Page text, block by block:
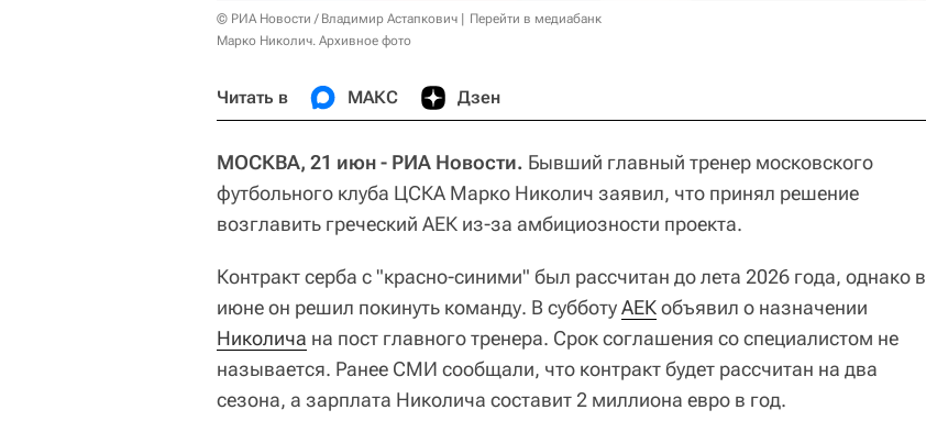
© РИА Новости / Владимир Астапкович
Перейти в медиабанк
Марко Николич. Архивное фото
Читать в МАКС Дзен
МОСКВА, 21 июн - РИА Новости. Бывший главный тренер московского
футбольного клуба ЦСКА Марко Николич заявил, что принял решение
возглавить греческий АЕК из-за амбициозности проекта.
Контракт серба с "красно-синими" был рассчитан до лета 2026 года, однако в
июне он решил покинуть команду. В субботуАЕКобъявил о назначении
Николича на пост главного тренера. Срок соглашения со специалистом не
называется. Ранее СМИ сообщали, что контракт будет рассчитан на два
сезона, а зарплата Николича составит 2 миллиона евро в год.